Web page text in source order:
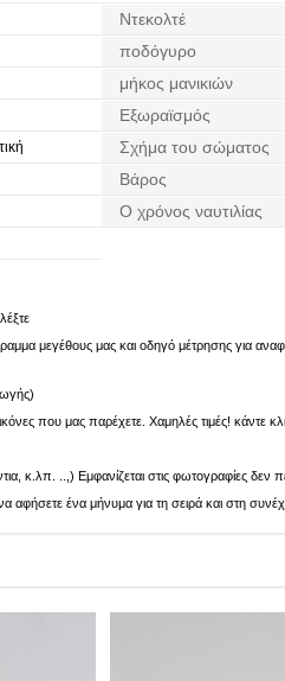
Ντεκολτέ
ποδόγυρο
μήκος μανικιών
Εξωραϊσμός
Σχήμα του σώματος
Βάρος
Ο χρόνος ναυτιλίας
μεγέθους μας και οδηγό μέτρησης για
που μας παρέχετε. Χαμηλές τιμές! κάντε
κ.λπ. ..,) Εμφανίζεται στις φωτογραφίες δεν
ένα μήνυμα για τη σειρά και στη